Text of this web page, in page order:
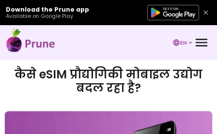
Download the Prune app
Available on Google Play
EN
कैसे eSIM प्रौद्योगिकी मोबाइल उद्योग
बदल रहा है?